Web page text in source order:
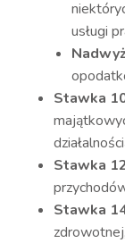
usługi
Stawka
Stawka
Stawka